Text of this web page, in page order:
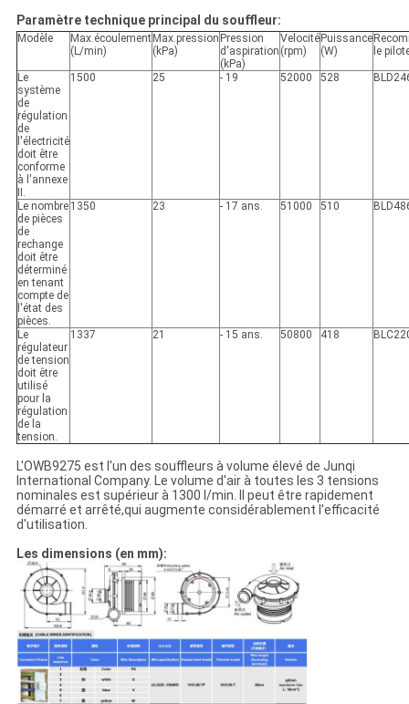
Paramètre technique principal du souffleur:
Modèle
Max.écoulement
(L/min)
Max.pression
(kPa)
Pression
d'aspiration
(kPa)
Velocité
(rpm)
Puissance
(W)
le
Le
système
de
régulation
de
l'électricité
doit être
conforme
à l'annexe
II.
1500 25 - 19 52000 528
Le nombre
de pièces
de
rechange
doit être
déterminé
en tenant
compte de
l'état des
pièces.
1350 23 - 17 ans. 51000 510
Le
régulateur
de tension
doit être
utilisé
pour la
régulation
de la
tension.
1337 21 - 15 ans. 50800 418
L'OWB9275 est l'un des souffleurs à volume élevé de Junqi
International Company. Le volume d'air à toutes les 3 tensions
nominales est supérieur à 1300 l/min. Il peut être rapidement
démarré et arrêté,qui augmente considérablement l'efficacité
d'utilisation.
Les dimensions (en mm):